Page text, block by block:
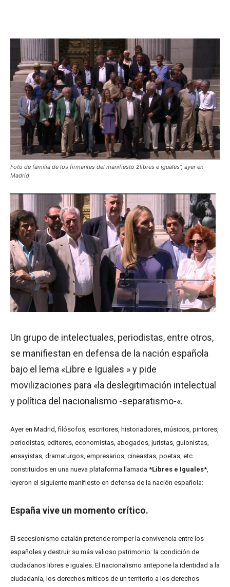
Foto de familia de los firmantes del manifiesto 2libres e iguales", ayer en
Madrid
Un grupo de intelectuales, periodistas, entre otros,
se manifiestan en defensa de la nación española
bajo el lema «Libre e Iguales » y pide
movilizaciones para «la deslegitimación intelectual
y política del nacionalismo -separatismo-«.
Ayer en Madrid, filósofos, escritores, historiadores, músicos, pintores,
periodistas, editores, economistas, abogados, juristas, guionistas,
ensayistas, dramaturgos, empresarios, cineastas, poetas, etc.
constituidos en una nueva plataforma llamada *Libres e Iguales*
leyeron el siguiente manifiesto en defensa de la nación española:
España vive un momento crítico.
El secesionismo catalán pretende romper la convivencia entre los
españoles y destruir su más valioso patrimonio: la condición de
ciudadanos libres e iguales. El nacionalismo antepone la identidad a la
ciudadanía, los derechos míticos de un territorio a los derechos